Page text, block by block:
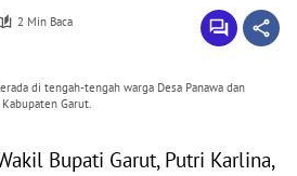
2 Min Baca
di tengah-tengah warga Desa Panawa dan
Garut.
Bupati Garut, Putri Karlina,